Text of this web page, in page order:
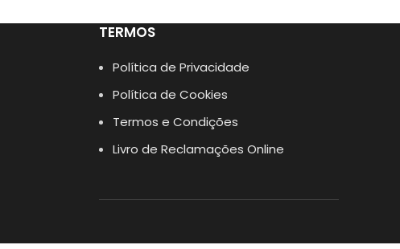
TERMOS
Política de Privacidade
Política de Cookies
Termos e Condições
Livro de Reclamações Online